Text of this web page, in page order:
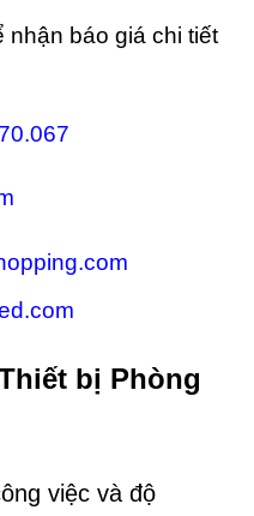
nhận báo giá chi tiết
bị Phòng
việc và độ